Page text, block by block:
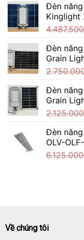
Đèn
Kinglight
4.487.500
Đèn
Grain
Đèn
Grain
2.125.000
Đèn
OLV-
6.125.000
Về chúng tôi